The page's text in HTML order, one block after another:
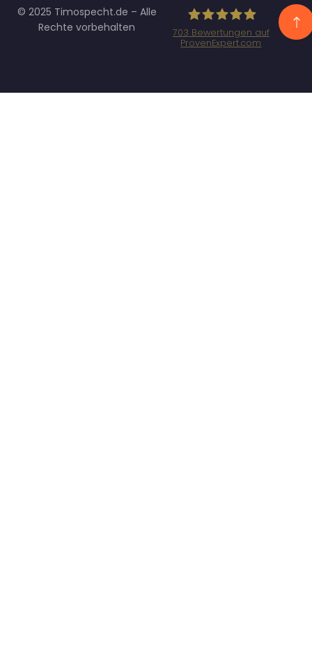
© 2025 Timospecht.de – Alle
Rechte vorbehalten
Marketing GmbH
703 Bewertungen auf
ProvenExpert.com